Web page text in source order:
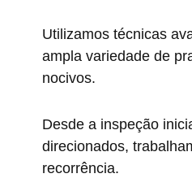
Utilizamos técnicas
ampla variedade de
nocivos.
Desde a inspeção
direcionados,
recorrência.